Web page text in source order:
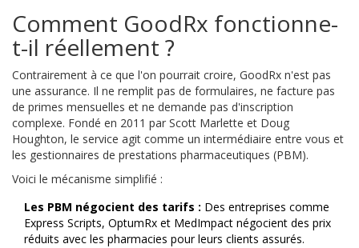
Comment GoodRx fonctionne-
t-il réellement ?
Contrairement à ce que l'on pourrait croire, GoodRx n'est pas
une assurance. Il ne remplit pas de formulaires, ne facture pas
de primes mensuelles et ne demande pas d'inscription
complexe. Fondé en 2011 par Scott Marlette et Doug
Houghton, le service agit comme un intermédiaire entre vous et
les gestionnaires de prestations pharmaceutiques (PBM).
Voici le mécanisme simplifié :
Les PBM négocient des tarifs : Des entreprises comme
Express Scripts, OptumRx et MedImpact négocient des prix
réduits avec les pharmacies pour leurs clients assurés.